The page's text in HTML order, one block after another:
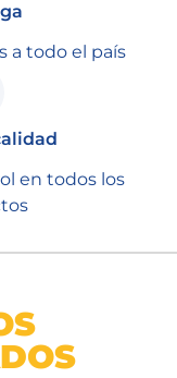
a todo el país
en todos los